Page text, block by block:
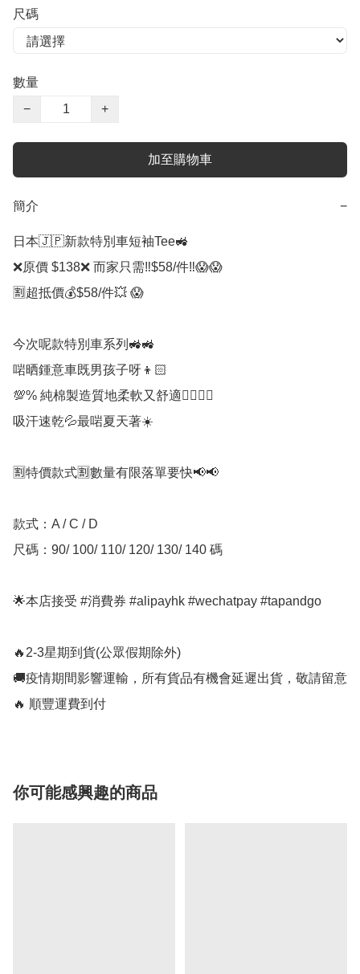
尺碼
數量
−
+
加至購物車
簡介 −
日本🇯🇵新款特別車短袖Tee🚜
❌原價 $138❌ 而家只需‼️$58/件‼️😱😱
🈹超抵價💰$58/件💥 😱
今次呢款特別車系列🚜🚜
啱晒鍾意車既男孩子呀👦🏻
💯% 純棉製造質地柔軟又舒適👍🏻👍🏻
吸汗速乾💦最啱夏天著☀️
🈹️特價款式🈹️️數量有限落單要快📢📢
款式：A / C / D
尺碼：90/ 100/ 110/ 120/ 130/ 140 碼
🌟本店接受 #消費券 #alipayhk #wechatpay #tapandgo
🔥2-3星期到貨(公眾假期除外)
🚚疫情期間影響運輸，所有貨品有機會延遲出貨，敬請留意
🔥 順豐運費到付
你可能感興趣的商品